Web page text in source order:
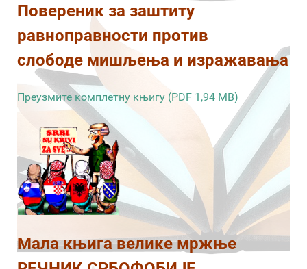
Повереник за заштиту
равноправности против
слободе мишљења и изражавања
Преузмите комплетну књигу (PDF 1,94 MB)
Мала књига велике мржње